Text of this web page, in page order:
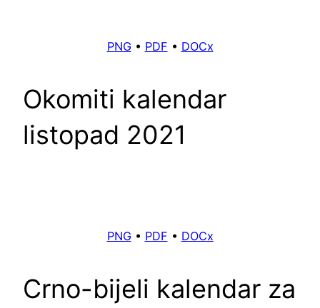
PNG • PDF • DOCx
Okomiti kalendar
listopad 2021
PNG • PDF • DOCx
Crno-bijeli kalendar za